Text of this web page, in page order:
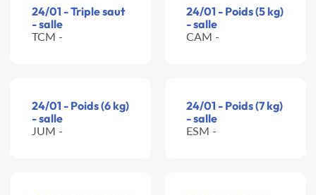
24/01 - Triple saut
- salle
TCM -
24/01 - Poids (5 kg)
- salle
CAM -
24/01 - Poids (6 kg)
- salle
JUM -
24/01 - Poids (7 kg)
- salle
ESM -